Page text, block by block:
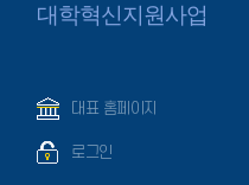
대학혁신지원사업
대표 홈페이지
로그인